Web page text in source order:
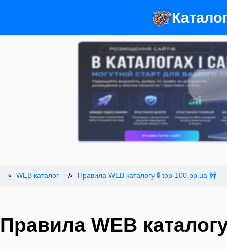
WEB каталог Правила WEB каталогу 🚦 top-100.pp.ua 🚧
Правила WEB